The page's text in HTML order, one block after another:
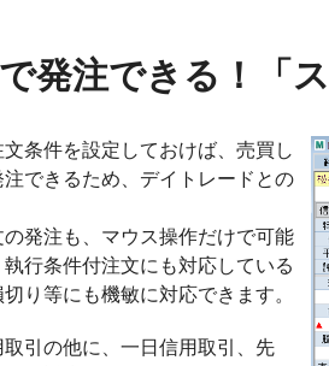
発注できる！「ス
条件を設定しておけば、売買し
できるため、デイトレードとの
発注も、マウス操作だけで可能
行条件付注文にも対応している
り等にも機敏に対応できます。
引の他に、一日信用取引、先